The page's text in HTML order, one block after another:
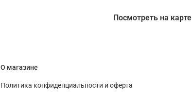
Посмотреть на карте
О магазине
Политика конфиденциальности и оферта